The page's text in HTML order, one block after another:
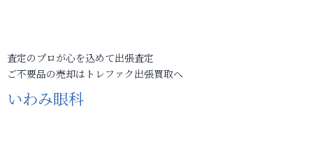
査定のプロが心を込めて出張査定
ご不要品の売却はトレファク出張買取へ
いわみ眼科